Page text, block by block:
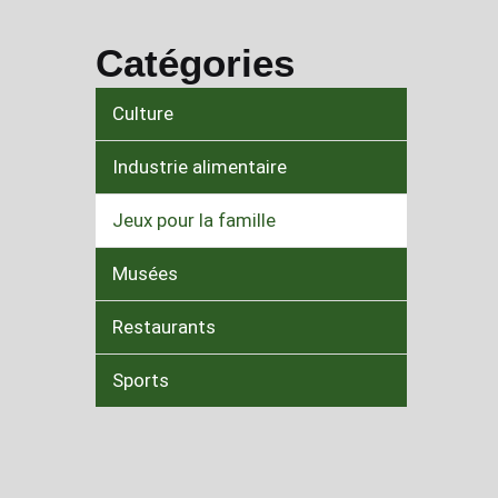
Catégories
Culture
Industrie alimentaire
Jeux pour la famille
Musées
Restaurants
Sports